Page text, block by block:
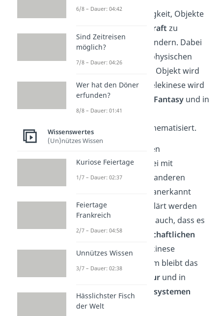
Telekineseist die Fähigkeit, Objekte
Gedankenkraft zu
bewegen oder zu verändern. Dabei
kommt es zu keinem physischen
Kontakt — sprich: Das Objekt wird
dabei nicht berührt. Telekinese wird
oft inScience-Fiction Fantasy und in
den sogenannten
Parawissenschaften
thematisiert.
Die Parawissenschaften
beschäftigen sich dabei mit
Phänomenen, die von anderen
Wissenschaften nicht anerkannt
werden oder nicht erklärt werden
können. Das bedeutet auch, dass es
bislangkeine wissenschaftlichen
Beweise
gibt, die Telekinese
unterstützen. Trotzdem bleibt das
Popkultur und in
bestimmten Glaubenssystemen
beliebt.
6/8 – Dauer: 04:42
Sind Zeitreisen
möglich?
7/8 – Dauer: 04:26
Wer hat den Döner
erfunden?
8/8 – Dauer: 01:41
Wissenswertes
(Un)nützes Wissen
Kuriose Feiertage
1/7 – Dauer: 02:37
Feiertage
Frankreich
2/7 – Dauer: 04:58
Unnützes Wissen
3/7 – Dauer: 02:38
Hässlichster Fisch
der Welt